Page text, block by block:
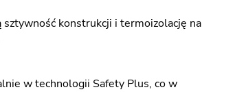
konstrukcji i termoizolację na
w technologii Safety Plus, co w